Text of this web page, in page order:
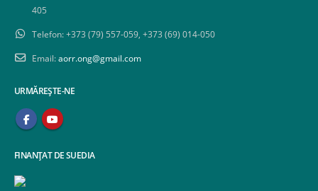
405
Telefon:+373 (79) 557-059, +373 (69) 014-050
Email:aorr.ong@gmail.com
URMĂREȘTE-NE
FINANȚAT DE SUEDIA